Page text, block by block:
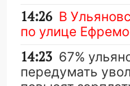
14:26 В
по улице
14:23 67%
передумать